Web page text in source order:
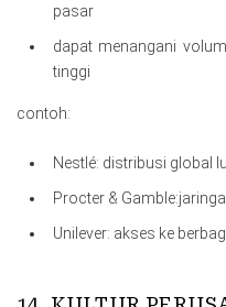
pasar
dapat menangani
tinggi
contoh:
Nestlé: distribusi global
Procter &
Unilever: akses ke